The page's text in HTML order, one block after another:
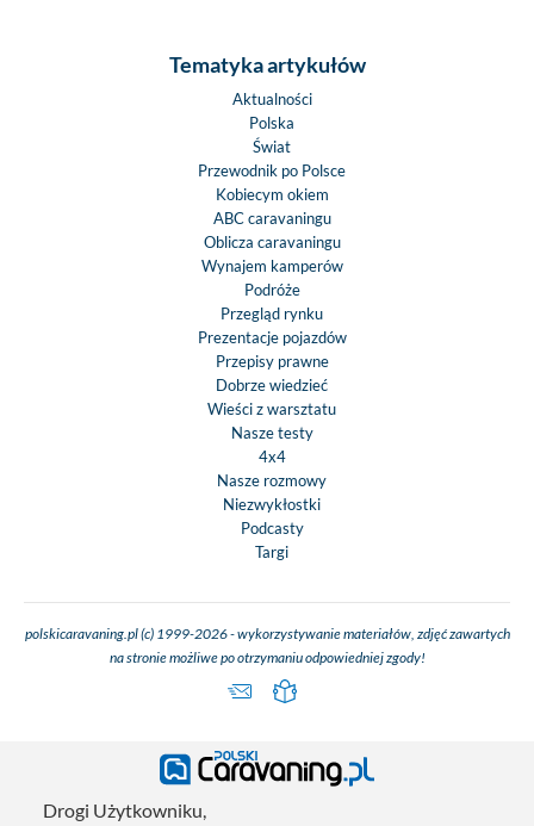
Tematyka artykułów
Aktualności
Polska
Świat
Przewodnik po Polsce
Kobiecym okiem
ABC caravaningu
Oblicza caravaningu
Wynajem kamperów
Podróże
Przegląd rynku
Prezentacje pojazdów
Przepisy prawne
Dobrze wiedzieć
Wieści z warsztatu
Nasze testy
4x4
Nasze rozmowy
Niezwykłostki
Podcasty
Targi
polskicaravaning.pl (c) 1999-2026 - wykorzystywanie materiałów, zdjęć zawartych
na stronie możliwe po otrzymaniu odpowiedniej zgody!
Drogi Użytkowniku,